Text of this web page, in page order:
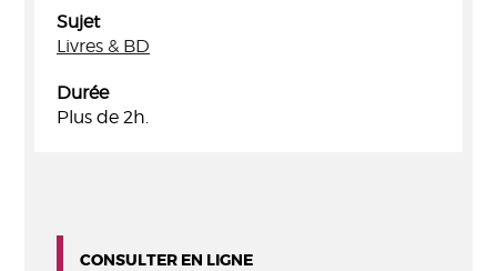
Sujet
Livres & BD
Durée
Plus de 2h.
CONSULTER EN LIGNE